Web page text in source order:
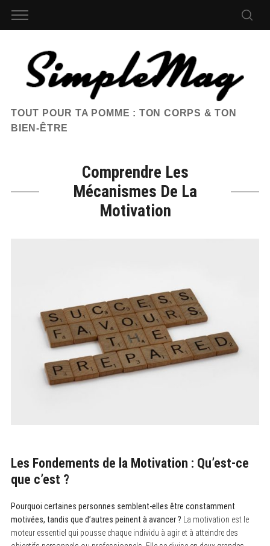
TOUT POUR TA POMME : TON CORPS & TON
BIEN-ÊTRE
Comprendre Les
Mécanismes De La
Motivation
Les Fondements de la Motivation : Qu’est-ce
que c’est ?
Pourquoi certaines personnes semblent-elles être constamment
motivées, tandis que d’autres peinent à avancer ? La motivation est le
moteur essentiel qui pousse chaque individu à agir et à atteindre des